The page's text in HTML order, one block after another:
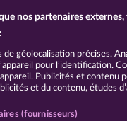
nos partenaires
de géolocalisation précises.
pour l’identification.
Publicités et contenu
et du contenu, études
(fournisseurs)